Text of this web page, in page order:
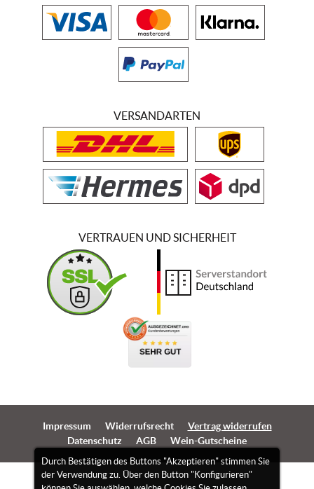
Durch Bestätigen des Buttons "Akzeptieren" stimmen Sie
der Verwendung zu. Über den Button "Konfigurieren"
VERSANDARTEN
VERTRAUEN UND SICHERHEIT
Impressum Widerrufsrecht
Vertrag widerrufen
Datenschutz
AGB Wein-Gutscheine